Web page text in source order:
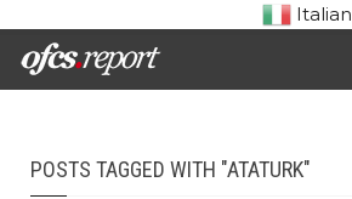
Italian
POSTS TAGGED WITH "ATATURK"